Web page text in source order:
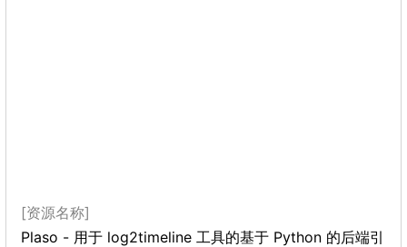
[资源名称]
Plaso - 用于 log2timeline 工具的基于 Python 的后端引